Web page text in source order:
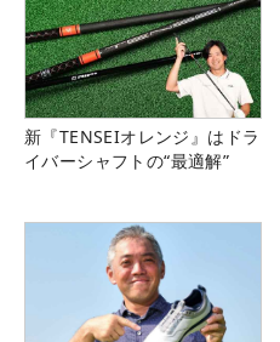
新『TENSEIオレンジ』はドラ
イバーシャフトの“最適解”